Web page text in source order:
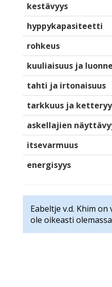
kestävyys
hyppykapasiteetti
rohkeus
kuuliaisuus ja luonne
tahti ja irtonaisuus
tarkkuus ja
askellajien
itsevarmuus
energisyys
Eabeltje v.d. Khim
ole oikeasti